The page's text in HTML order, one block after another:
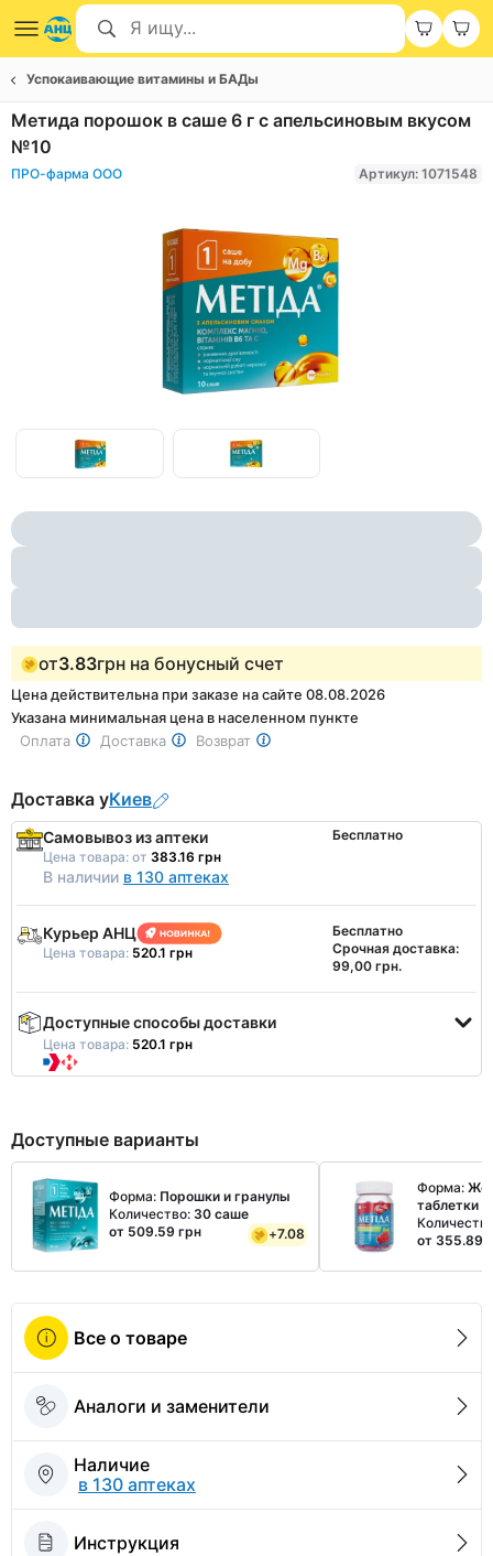
Успокаивающие витамины и БАДы
Метида порошок в саше 6 г с апельсиновым вкусом
№10
ПРО-фарма ООО Артикул: 1071548
Item
of
1
of
от3.83грн на бонусный счет
Цена действительна при заказе на сайте 08.08.2026
Указана минимальная цена в населенном пункте
Оплата
Доставка Возврат
Доставка уКиев
Самовывоз из аптеки
Цена товара: от 383.16 грн
В наличии в 130 аптеках
Бесплатно
Курьер АНЦ
Цена товара: 520.1 грн
Бесплатно
Срочная доставка:
99,00 грн.
Доступные способы доставки
Цена товара: 520.1 грн
Доступные варианты
Форма: Порошки и гранулы
Количество: 30 саше
от 509.59 грн
+7.08
Форма:
таблетки
от 355.89
Все о товаре
Аналоги и заменители
Наличие
в 130 аптеках
Инструкция